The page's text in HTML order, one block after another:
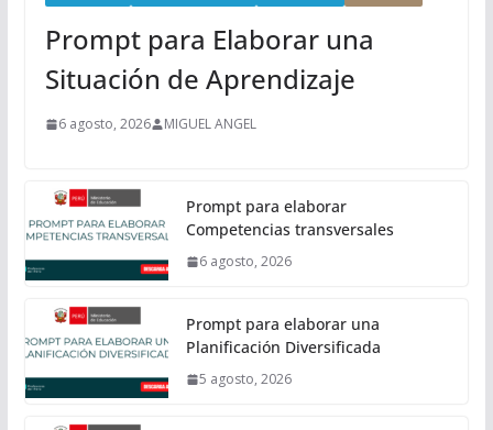
Prompt para Elaborar una
Situación de Aprendizaje
6 agosto, 2026 MIGUEL ANGEL
Prompt para elaborar
Competencias transversales
6 agosto, 2026
Prompt para elaborar una
Planificación Diversificada
5 agosto, 2026